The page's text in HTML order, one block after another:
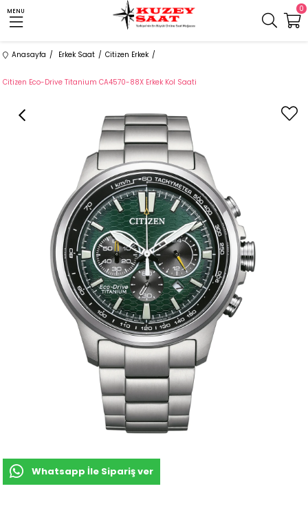
MENU 0
Anasayfa Erkek Saat Citizen Erkek
Citizen Eco-Drive Titanium CA4570-88X Erkek Kol Saati
Whatsapp İle Sipariş ver